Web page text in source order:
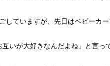
していますが、先日はベビーカ
いが大好きなんだよね」と言